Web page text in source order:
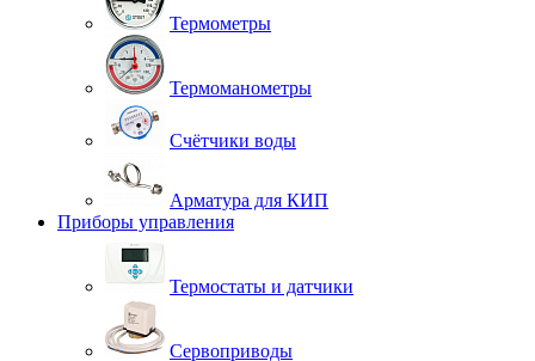
Термометры
Термоманометры
Счётчики воды
Арматура для КИП
Приборы управления
Термостаты и датчики
Сервоприводы